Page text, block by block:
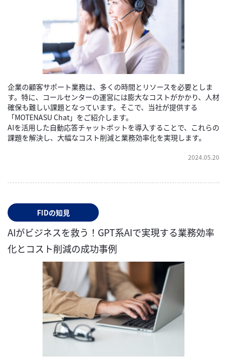
企業の顧客サポート業務は、多くの時間とリソースを必要としま
す。特に、コールセンターの運営には膨大なコストがかかり、人材
確保も難しい課題となっています。そこで、当社が提供する
「MOTENASU Chat」をご紹介します。
AIを活用した自動応答チャットボットを導入することで、これらの
課題を解決し、大幅なコスト削減と業務効率化を実現します。
2024.05.20
FIDの知見
AIがビジネスを救う！GPT系AIで実現する業務効率
化とコスト削減の成功事例